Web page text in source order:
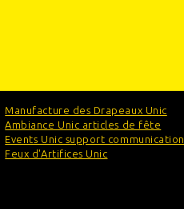
Manufacture des Drapeaux Unic
Ambiance Unic articles de fête
Events Unic support communication
Feux d'Artifices Unic